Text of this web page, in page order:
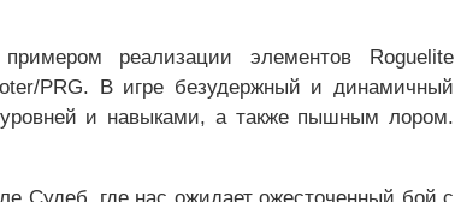
реализации элементов Roguelite
PRG. В игре безудержный и динамичный
и навыками, а также пышным лором.